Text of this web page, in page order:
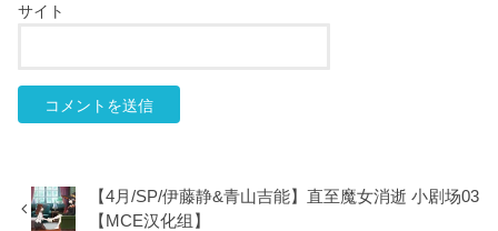
サイト
【4月/SP/伊藤静&青山吉能】直至魔女消逝 小剧场03
【MCE汉化组】